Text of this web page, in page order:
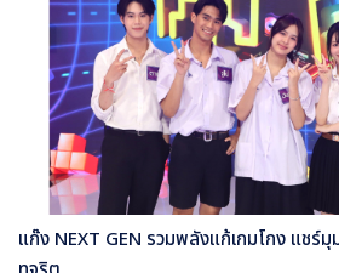
แก๊ง NEXT GEN รวมพลังแก้เกมโกง แชร์